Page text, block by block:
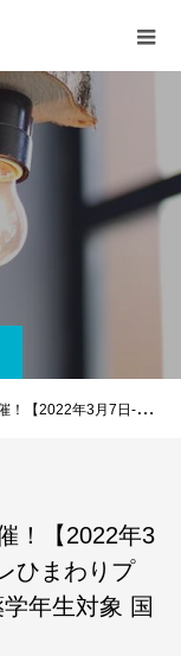
ゼンツ＜国試対策on-line＞薬学年生対象 国試応援セミナー
！【2022年3
ひまわりプ
年生対象 国